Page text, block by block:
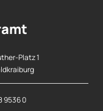
Platz 1
9536 0